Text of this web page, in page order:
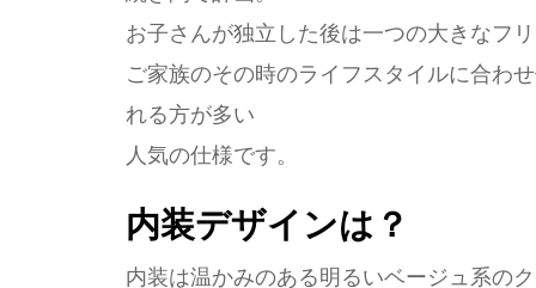
お子さんが独立した後は一つの大きなフ
ご家族のその時のライフスタイルに合わ
れる方が多い
人気の仕様です。
内装デザインは？
内装は温かみのある明るいベージュ系の